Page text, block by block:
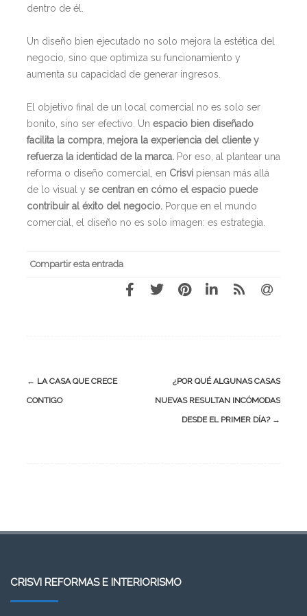
dentro de él.
Un diseño bien ejecutado no solo mejora la estética del
negocio, sino que optimiza su funcionamiento y
aumenta su capacidad de generar ingresos.
El objetivo final de un local comercial no es solo ser
bonito, sino ser efectivo. Un espacio bien diseñado
facilita la compra, mejora la experiencia del cliente y
refuerza la identidad de la marca. Por eso, al plantear una
reforma o diseño comercial, en Crisvi piensan más allá
de lo visual y se centran en cómo el espacio puede
contribuir al éxito del negocio. Porque en el mundo
comercial, el diseño no es solo imagen: es estrategia.
Compartir esta entrada
← LA CASA QUE CRECE
CONTIGO
¿POR QUÉ ALGUNAS CASAS
NUEVAS RESULTAN INCÓMODAS
DESDE EL PRIMER DÍA? →
CRISVI REFORMAS E INTERIORISMO